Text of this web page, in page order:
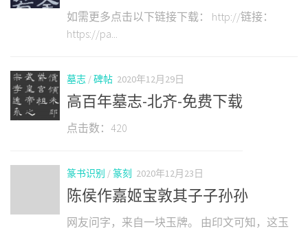
如需更多点击以下链接下载： http://链接：
https://pa...
墓志 /碑帖 2020年12月29日
高百年墓志-北齐-免费下载
点击数：420
篆书识别 / 篆刻 2020年12月23日
陈侯作嘉姬宝敦其子子孙孙
网友问字，来自一块玉牌。 由印文可知，这玉